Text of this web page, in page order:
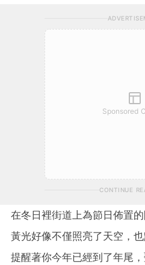
透過旅行找尋理想生活的樣貌 捕捉
luna.huang@poplady-mag.com
Sponsored
CONTINUE
在冬日裡街道上為節日佈置
黃光好像不僅照亮了天空，
提醒著你今年已經到了年尾